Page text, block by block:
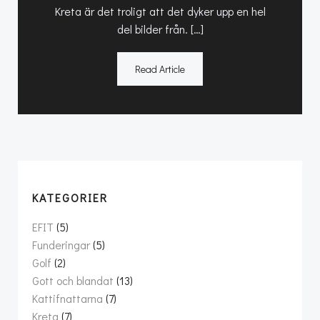
Kreta är det troligt att det dyker upp en hel
del bilder från. […]
Read Article
KATEGORIER
EFIT (5)
Funderingar(5)
Golf (2)
Gott och blandat (13)
Kattifnattarna (7)
Kreta (7)